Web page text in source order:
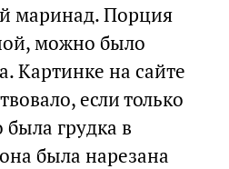
маринад. Порция
можно было
Картинке на сайте
если только
была грудка в
была нарезана